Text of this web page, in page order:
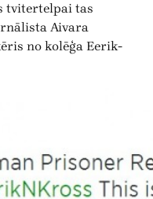
tvitertelpai tas
Aivara
no kolēģa Eerik-